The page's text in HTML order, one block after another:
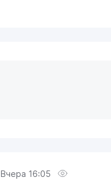
Вчера 16:05